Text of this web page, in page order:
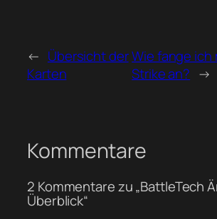
← Übersicht der
Karten
Wie fange ich
Strike an? →
Kommentare
2 Kommentare zu „BattleTech
Überblick“